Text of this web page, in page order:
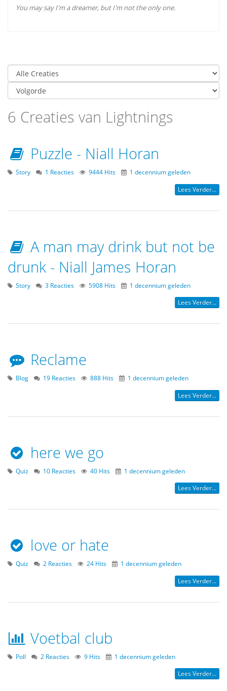
You may say I'm a dreamer, but I'm not the only one.
6 Creaties van Lightnings
Puzzle - Niall Horan
Story 1 Reacties 9444 Hits 1 decennium geleden
Lees Verder...
A man may drink but not be
drunk - Niall James Horan
Story 3 Reacties 5908 Hits 1 decennium geleden
Lees Verder...
Reclame
Blog 19 Reacties 888 Hits 1 decennium geleden
Lees Verder...
here we go
Quiz 10 Reacties 40 Hits 1 decennium geleden
Lees Verder...
love or hate
Quiz 2 Reacties 24 Hits 1 decennium geleden
Lees Verder...
Voetbal club
Poll 2 Reacties 9 Hits 1 decennium geleden
Lees Verder...